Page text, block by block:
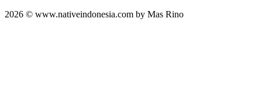
2026 © www.nativeindonesia.com by Mas Rino